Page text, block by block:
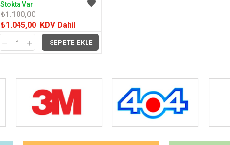
₺1.100,00
₺1.045,00 KDV Dahil
SEPETE EKLE
Stokta Var